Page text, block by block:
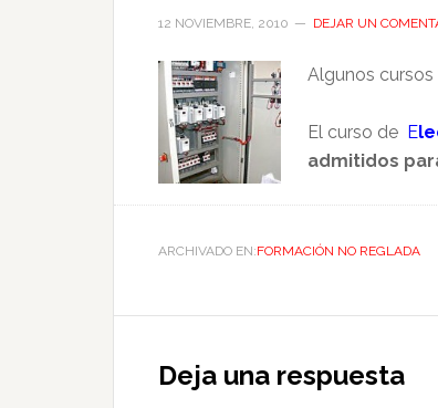
12 NOVIEMBRE, 2010 DEJAR UN
Algunos cursos
El curso de E
admitidos
ARCHIVADO EN:FORMACIÓN NO REGLADA
Deja una respuesta